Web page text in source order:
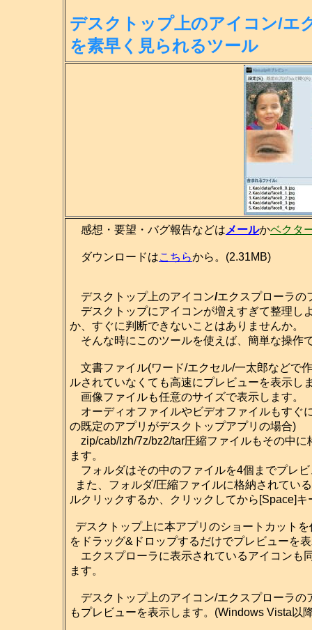
デスクトップ上のアイコン/エ
を素早く見られるツール
感想・要望・バグ報告などは メールかベクタ
ダウンロードはこちらから。(2.31MB)
デスクトップ上のアイコン/エクスプローラの
デスクトップにアイコンが増えすぎて整理し
か、すぐに判断できないことはありませんか。
そんな時にこのツールを使えば、簡単な操作
文書ファイル(ワード/エクセル/一太郎などで
ルされていなくても高速にプレビューを表示し
画像ファイルも任意のサイズで表示します。
オーディオファイルやビデオファイルもすぐ
の既定のアプリがデスクトップアプリの場合)
zip/cab/lzh/7z/bz2/tar圧縮ファイルもその中
ます。
フォルダはその中のファイルを4個までプレ
また、フォルダ/圧縮ファイルに格納されてい
ルクリックするか、クリックしてから[Space]
デスクトップ上に本アプリのショートカット
をドラッグ&ドロップするだけでプレビューを
エクスプローラに表示されているアイコンも
ます。
デスクトップ上のアイコン/エクスプローラの
もプレビューを表示します。(Windows Vista以